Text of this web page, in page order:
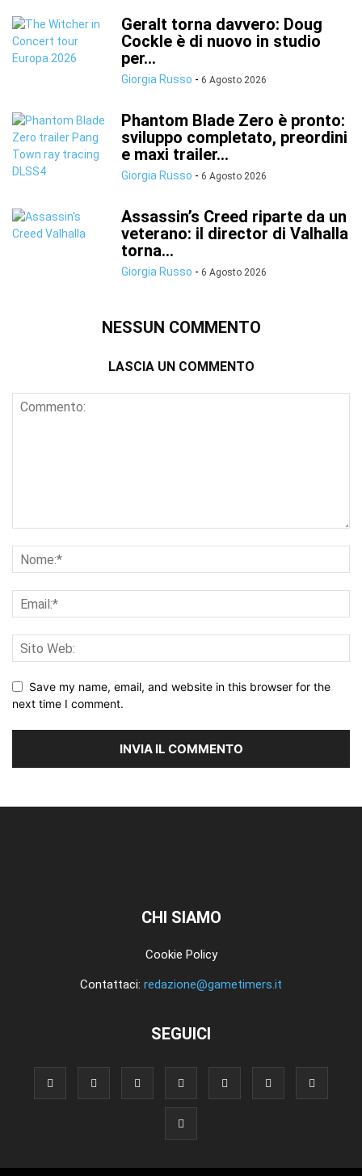
Geralt torna davvero: Doug
Cockle è di nuovo in studio
per...
Giorgia Russo - 6 Agosto 2026
Phantom Blade Zero è pronto:
sviluppo completato, preordini
e maxi trailer...
Giorgia Russo - 6 Agosto 2026
Assassin’s Creed riparte da un
veterano: il director di Valhalla
torna...
Giorgia Russo - 6 Agosto 2026
NESSUN COMMENTO
LASCIA UN COMMENTO
Save my name, email, and website in this browser for the
next time I comment.
CHI SIAMO
Cookie Policy
Contattaci: redazione@gametimers.it
SEGUICI